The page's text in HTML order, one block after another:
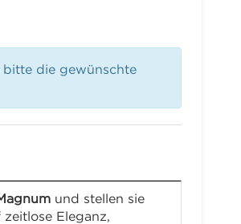
bitte die gewünschte
und stellen sie
Eleganz,